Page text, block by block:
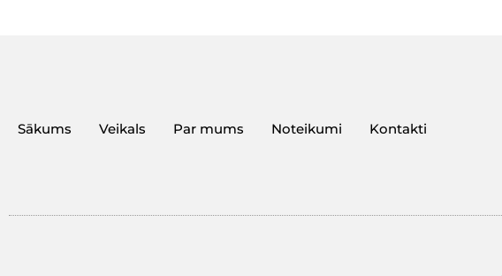
Sākums Veikals Par mums Noteikumi Kontakti